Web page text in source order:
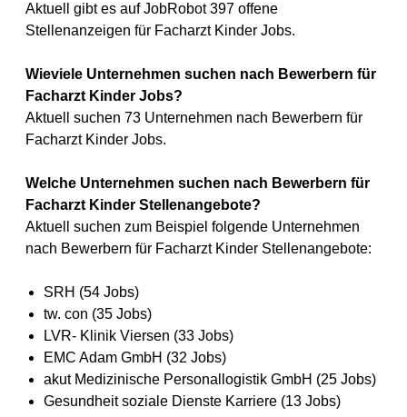
Aktuell gibt es auf JobRobot 397 offene
Stellenanzeigen für Facharzt Kinder Jobs.
Wieviele Unternehmen suchen nach Bewerbern für
Facharzt Kinder Jobs?
Aktuell suchen 73 Unternehmen nach Bewerbern für
Facharzt Kinder Jobs.
Welche Unternehmen suchen nach Bewerbern für
Facharzt Kinder Stellenangebote?
Aktuell suchen zum Beispiel folgende Unternehmen
nach Bewerbern für Facharzt Kinder Stellenangebote:
SRH (54 Jobs)
tw. con (35 Jobs)
LVR- Klinik Viersen (33 Jobs)
EMC Adam GmbH (32 Jobs)
akut Medizinische Personallogistik GmbH (25 Jobs)
Gesundheit soziale Dienste Karriere (13 Jobs)